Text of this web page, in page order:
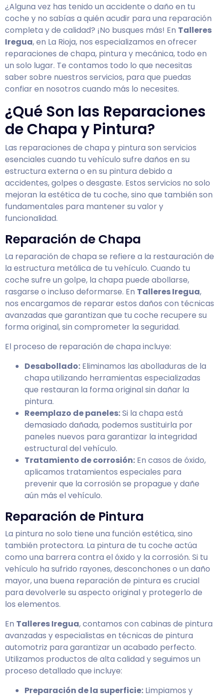
¿Alguna vez has tenido un accidente o daño en tu
coche y no sabías a quién acudir para una reparación
completa y de calidad? ¡No busques más! En Talleres
Iregua, en La Rioja, nos especializamos en ofrecer
reparaciones de chapa, pintura y mecánica, todo en
un solo lugar. Te contamos todo lo que necesitas
saber sobre nuestros servicios, para que puedas
confiar en nosotros cuando más lo necesites.
¿Qué Son las Reparaciones
de Chapa y Pintura?
Las reparaciones de chapa y pintura son servicios
esenciales cuando tu vehículo sufre daños en su
estructura externa o en su pintura debido a
accidentes, golpes o desgaste. Estos servicios no solo
mejoran la estética de tu coche, sino que también son
fundamentales para mantener su valor y
funcionalidad.
Reparación de Chapa
La reparación de chapa se refiere a la restauración de
la estructura metálica de tu vehículo. Cuando tu
coche sufre un golpe, la chapa puede abollarse,
rasgarse o incluso deformarse. En Talleres Iregua,
nos encargamos de reparar estos daños con técnicas
avanzadas que garantizan que tu coche recupere su
forma original, sin comprometer la seguridad.
El proceso de reparación de chapa incluye:
Desabollado: Eliminamos las abolladuras de la
chapa utilizando herramientas especializadas
que restauran la forma original sin dañar la
pintura.
Reemplazo de paneles:Si la chapa está
demasiado dañada, podemos sustituirla por
paneles nuevos para garantizar la integridad
estructural del vehículo.
Tratamiento de corrosión: En casos de óxido,
aplicamos tratamientos especiales para
prevenir que la corrosión se propague y dañe
aún más el vehículo.
Reparación de Pintura
La pintura no solo tiene una función estética, sino
también protectora. La pintura de tu coche actúa
como una barrera contra el óxido y la corrosión. Si tu
vehículo ha sufrido rayones, desconchones o un daño
mayor, una buena reparación de pintura es crucial
para devolverle su aspecto original y protegerlo de
los elementos.
En Talleres Iregua, contamos con cabinas de pintura
avanzadas y especialistas en técnicas de pintura
automotriz para garantizar un acabado perfecto.
Utilizamos productos de alta calidad y seguimos un
proceso detallado que incluye:
Preparación de la superficie: Limpiamos y